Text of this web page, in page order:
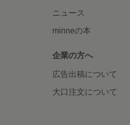
ニュース
minneの本
企業の方へ
広告出稿について
大口注文について